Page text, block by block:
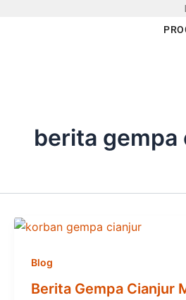
berita gempa
Blog
Berita Gempa Cianjur